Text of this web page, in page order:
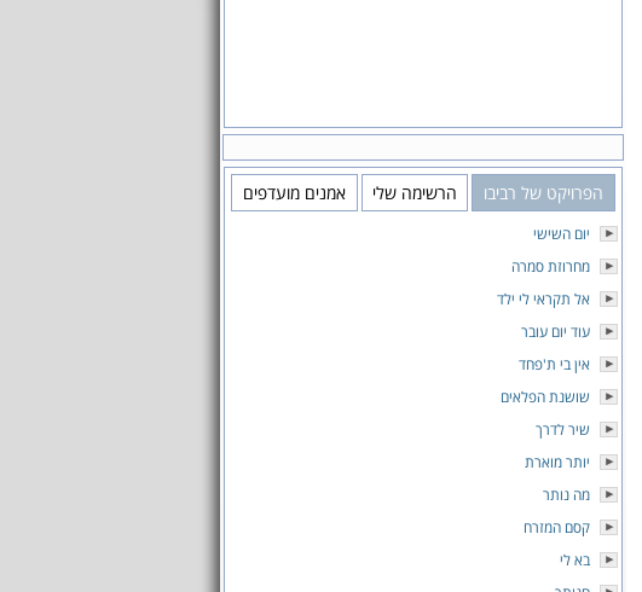
הפרויקט של רביבו הרשימה שלי אמנים מועדפים
יום השישי
מחרוזת סמרה
אל תקראי לי ילד
עוד יום עובר
אין בי ת'פחד
שושנת הפלאים
שיר לדרך
יותר מוארת
מה נותר
קסם המזרח
בא לי